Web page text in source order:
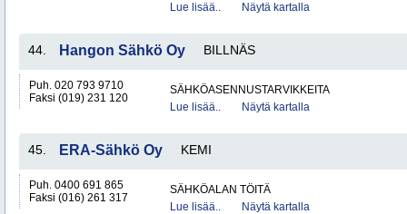
Lue lisää..
Näytä kartalla
44. Hangon Sähkö Oy BILLNÄS
Puh. 020 793 9710
Faksi (019) 231 120
SÄHKÖASENNUSTARVIKKEITA
Lue lisää..
Näytä kartalla
45. ERA-Sähkö Oy KEMI
Puh. 0400 691 865
Faksi (016) 261 317
SÄHKÖALAN TÖITÄ
Lue lisää..
Näytä kartalla